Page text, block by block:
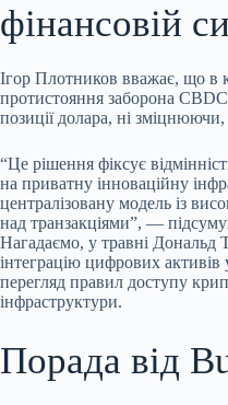
фінансовій
Ігор Плотников вважає, що в
протистояння заборона
позиції долара, ні
“Це рішення фіксує
на приватну інноваційну
централізовану модель із
над транзакціями”, —
Нагадаємо, у травні Дональд
інтеграцію цифрових
перегляд правил доступу
інфраструктури.
Порада від